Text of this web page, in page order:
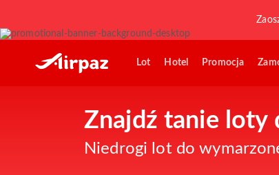
Lot Hotel Promocja
Znajdź tanie loty
Niedrogi lot do